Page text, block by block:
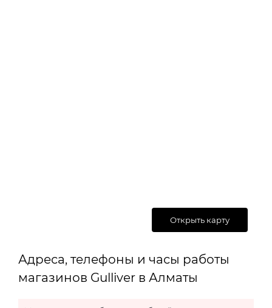
Открыть карту
Адреса, телефоны и часы работы
магазинов Gulliver в Алматы